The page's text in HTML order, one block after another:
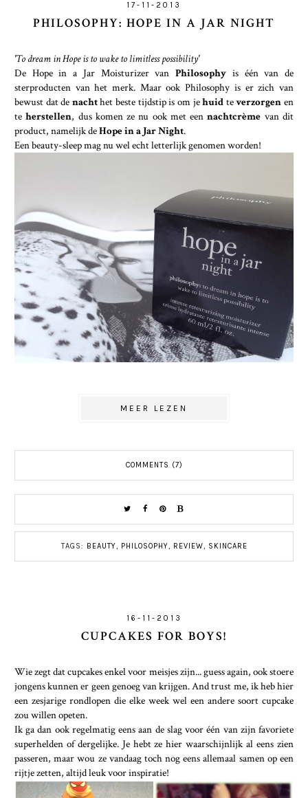
17-11-2013
PHILOSOPHY: HOPE IN A JAR NIGHT
'To dream in Hope is to wake to limitless possibility'
De Hope in a Jar Moisturizer vanPhilosophy is één van de
sterproducten van het merk. Maar ook Philosophy is er zich van
bewust dat de nachthet beste tijdstip is om jehuid teverzorgenen
teherstellen, dus komen ze nu ook met eennachtcrème van dit
product, namelijk deHope in a Jar Night.
Een beauty-sleep mag nu wel echt letterlijk genomen worden!
MEER LEZEN
COMMENTS (7)
TAGS: BEAUTY PHILOSOPHY REVIEW SKINCARE
16-11-2013
CUPCAKES FOR BOYS!
Wie zegt dat cupcakes enkel voor meisjes zijn... guess again, ook stoere
jongens kunnen er geen genoeg van krijgen. And trust me, ik heb hier
een zesjarige rondlopen die elke week wel een andere soort cupcake
zou willen opeten.
Ik ga dan ook regelmatig eens aan de slag voor één van zijn favoriete
superhelden of dergelijke. Je hebt ze hier waarschijnlijk al eens zien
passeren, maar wou ze vandaag toch nog eens allemaal samen op een
rijtje zetten, altijd leuk voor inspiratie!